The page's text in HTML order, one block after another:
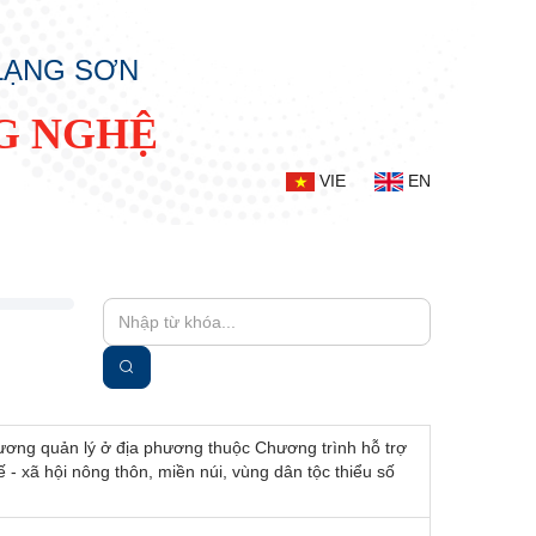
SƠN
NGHỆ
VIE EN
quản lý ở địa phương thuộc Chương trình hỗ trợ
xã hội nông thôn, miền núi, vùng dân tộc thiểu số